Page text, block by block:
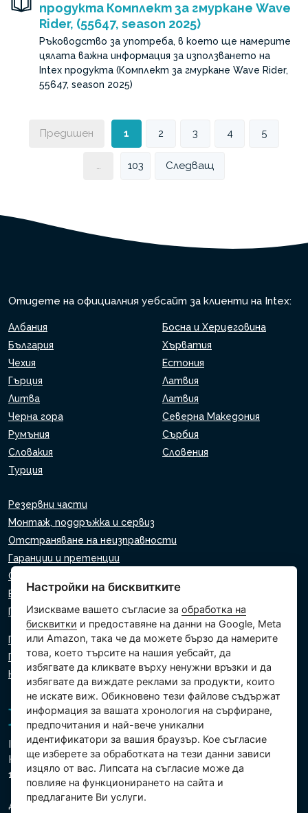
продукта Комплект за гмуркане Wave
Rider, (55647, season 2025)
Ръководство за употреба, в което ще намерите
цялата важна информация за използването на
Intex продукта (Комплект за гмуркане Wave Rider,
55647, season 2025)
Предишен 1 2 3 4 5
… 103 Следващ
Отидете на официалния уебсайт за клиенти на Intex:
Албания
Босна и Херцеговина
България
Хърватия
Чехия
Естония
Гърция
Латвия
Литва
Латвия
Черна гора
Северна Македония
Румъния
Сърбия
Словакия
Словения
Турция
Резервни части
Монтаж, поддръжка и сервиз
Отстраняване на неизправности
Гаранции и претенции
Списък на търговците на дребно
Виртуален асистент
Пишете ни
Политика за поверителност
Политика за използване на бисквитки
Настройки на бисквитките
Intex Trading, s.r.o.
Hradecká 2526/3
130 00 Прага 3 - Чешка република
Дружеството е регистрирано в Градския съд в Прага,
Настройки на бисквитките
Изискваме вашето съгласие заобработка на
бисквитки и предоставяне на данни на Google, Meta
или Amazon, така че да можете бързо да намерите
това, което търсите на нашия уебсайт, да
избягвате да кликвате върху ненужни връзки и да
избягвате да виждате реклами за продукти, които
не искате виж. Обикновено тези файлове съдържат
информация за вашата хронология на сърфиране,
предпочитания и най-вече уникални
идентификатори за вашия браузър. Кое съгласие
ще изберете за обработката на тези данни зависи
изцяло от вас. Липсата на съгласие може да
повлияе на функционирането на сайта и
предлаганите Ви услуги.